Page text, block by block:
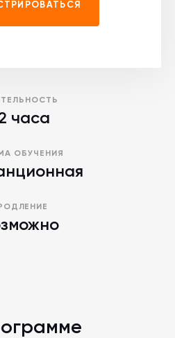
часа
ОБУЧЕНИЯ